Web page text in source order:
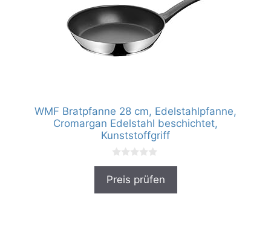
WMF Bratpfanne 28 cm, Edelstahlpfanne,
Cromargan Edelstahl beschichtet,
Kunststoffgriff
0
o
Preis prüfen